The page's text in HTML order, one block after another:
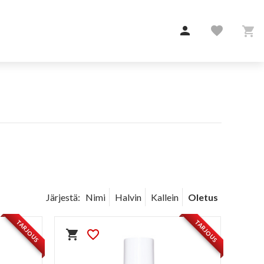
 favorite 
Järjestä: Nimi Halvin Kallein Oletus
TARJOUS shopping_cart favorite_border TARJOUS